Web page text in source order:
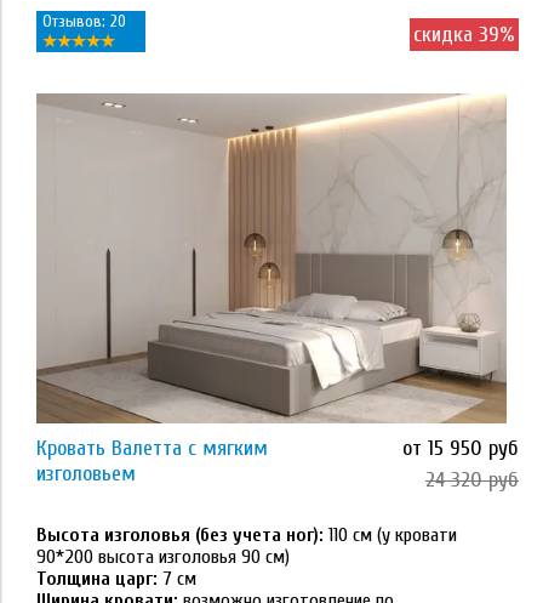
Применить
90*190
90*200
120*200
140*190
140*200
Тип основания
Отзывов: 20
скидка 39%
Кровать Валетта с мягким
изголовьем
от 15 950 руб
24 320 руб
Высота изголовья (без учета ног): 110 см (у кровати
90*200 высота изголовья 90 см)
Толщина царг: 7 см